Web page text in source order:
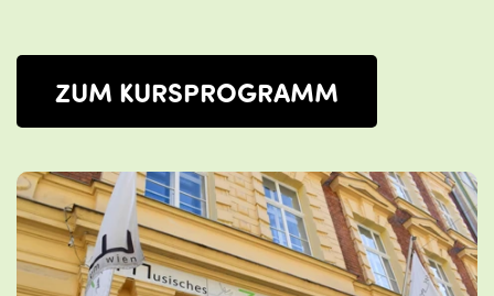
ZUM KURSPROGRAMM